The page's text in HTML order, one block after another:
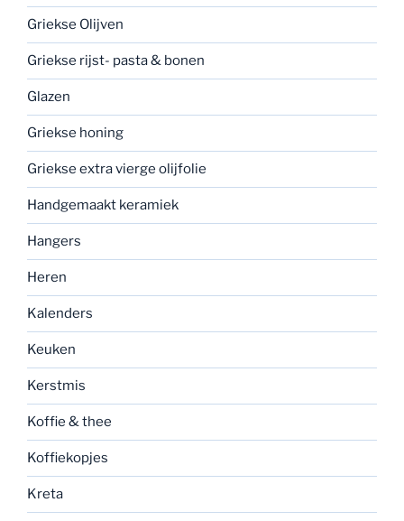
Griekse Olijven
Griekse rijst- pasta & bonen
Glazen
Griekse honing
Griekse extra vierge olijfolie
Handgemaakt keramiek
Hangers
Heren
Kalenders
Keuken
Kerstmis
Koffie & thee
Koffiekopjes
Kreta